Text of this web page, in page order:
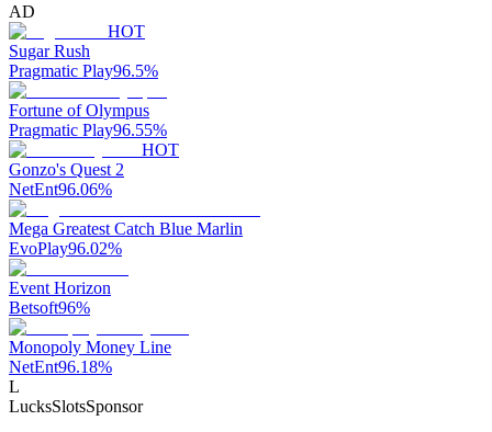
AD
HOT
Sugar Rush
Pragmatic Play96.5%
Fortune of Olympus
Pragmatic Play96.55%
HOT
Gonzo's Quest 2
NetEnt96.06%
Mega Greatest Catch Blue Marlin
EvoPlay96.02%
Event Horizon
Betsoft96%
Monopoly Money Line
NetEnt96.18%
L
LucksSlotsSponsor